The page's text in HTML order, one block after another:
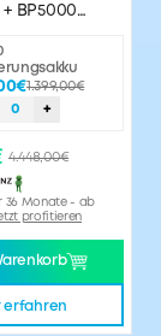
-
BP5000
1.399,00€
0 +
4.448,00€
36 Monate - ab
profitieren
erfahren